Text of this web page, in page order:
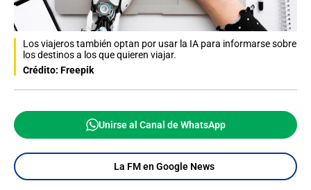
Los viajeros también optan por usar la IA para informarse sobre
los destinos a los que quieren viajar.
Crédito: Freepik
Unirse al Canal de WhatsApp
La FM en Google News